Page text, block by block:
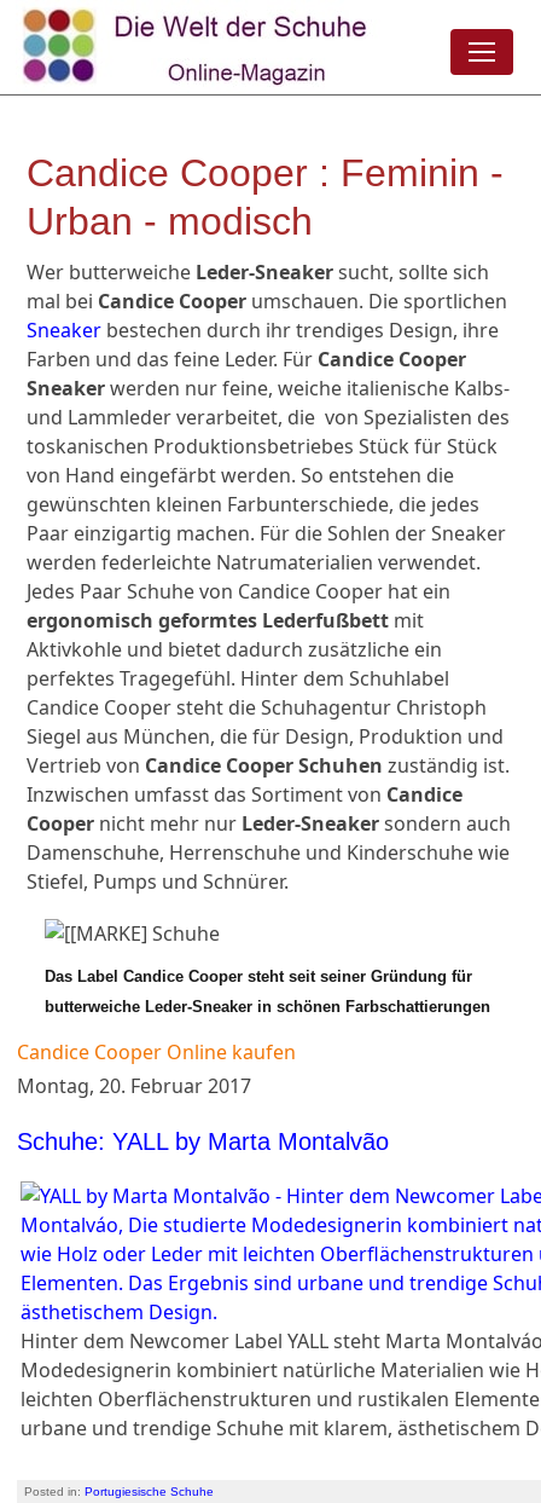
Candice Cooper : Feminin -
Urban - modisch
Wer butterweiche Leder-Sneakersucht, sollte sich
mal bei Candice Cooper umschauen. Die sportlichen
Sneaker bestechen durch ihr trendiges Design, ihre
Farben und das feine Leder. Für Candice Cooper
Sneakerwerden nur feine, weiche italienische Kalbs-
und Lammleder verarbeitet, die von Spezialisten des
toskanischen Produktionsbetriebes Stück für Stück
von Hand eingefärbt werden. So entstehen die
gewünschten kleinen Farbunterschiede, die jedes
Paar einzigartig machen. Für die Sohlen der Sneaker
werden federleichte Natrumaterialien verwendet.
Jedes Paar Schuhe von Candice Cooper hat ein
ergonomisch geformtes Lederfußbett mit
Aktivkohle und bietet dadurch zusätzliche ein
perfektes Tragegefühl. Hinter dem Schuhlabel
Candice Cooper steht die Schuhagentur Christoph
Siegel aus München, die für Design, Produktion und
Vertrieb von Candice Cooper Schuhenzuständig ist.
Inzwischen umfasst das Sortiment von Candice
Cooper nicht mehr nur Leder-Sneakersondern auch
Damenschuhe, Herrenschuhe und Kinderschuhe wie
Stiefel, Pumps und Schnürer.
Das Label Candice Cooper steht seit seiner Gründung für
butterweiche Leder-Sneaker in schönen Farbschattierungen
Candice Cooper Online kaufen
Montag, 20. Februar 2017
Schuhe: YALL by Marta Montalvão
Hinter dem Newcomer Label YALL steht Marta
Modedesignerin kombiniert natürliche Materialien wie
leichten Oberflächenstrukturen und rustikalen
urbane und trendige Schuhe mit klarem, ästhetischem
Posted in:Portugiesische Schuhe